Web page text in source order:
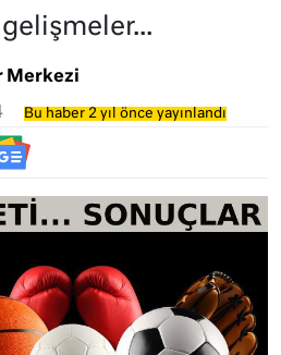
Merkezi
Bu haber 2 yıl önce yayınlandı